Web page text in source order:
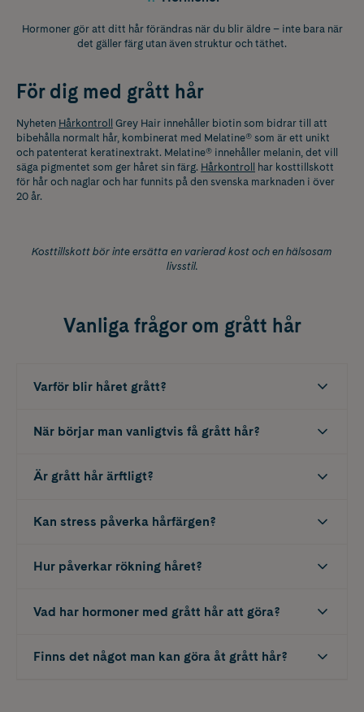
Hormoner gör att ditt hår förändras när du blir äldre – inte bara när
det gäller färg utan även struktur och täthet.
För dig med grått hår
Nyheten Hårkontroll
Grey Hair innehåller biotin som bidrar till att
bibehålla normalt hår, kombinerat med Melatine® som är ett unikt
och patenterat keratinextrakt. Melatine® innehåller melanin, det vill
säga pigmentet som ger håret sin färg. Hårkontroll
har kosttillskott
för hår och naglar och har funnits på den svenska marknaden i över
20 år.
Kosttillskott bör inte ersätta en varierad kost och en hälsosam
livsstil.
Vanliga frågor om grått hår
Varför blir håret grått?
När börjar man vanligtvis få grått hår?
Är grått hår ärftligt?
Kan stress påverka hårfärgen?
Hur påverkar rökning håret?
Vad har hormoner med grått hår att göra?
Finns det något man kan göra åt grått hår?